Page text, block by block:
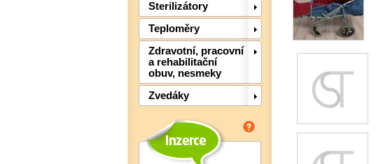
Sterilizátory
Teploměry
Zdravotní, pracovní
a rehabilitační
obuv, nesmeky
Zvedáky